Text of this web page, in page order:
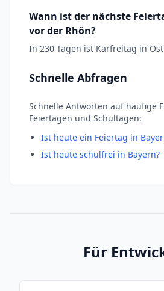
Wann ist der nächste
vor der Rhön?
In 230 Tagen ist Karfreitag in
Schnelle Abfragen
Schnelle Antworten auf häufige
Feiertagen und Schultagen:
Ist heute ein Feiertag in
Ist heute schulfrei in Bayern?
Für